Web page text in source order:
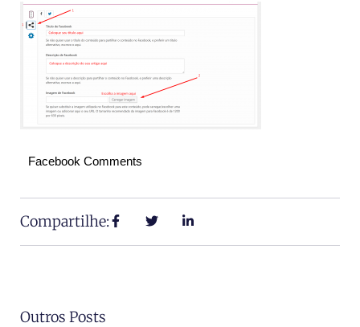
Facebook Comments
Compartilhe:
Outros Posts